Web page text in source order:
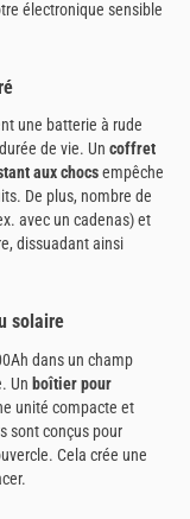
électronique sensible
une batterie à rude
de vie. Un coffret
aux chocsempêche
De plus, nombre de
avec un cadenas) et
dissuadant ainsi
solaire
dans un champ
Un boîtier pour
unité compacte et
sont conçus pour
Cela crée une